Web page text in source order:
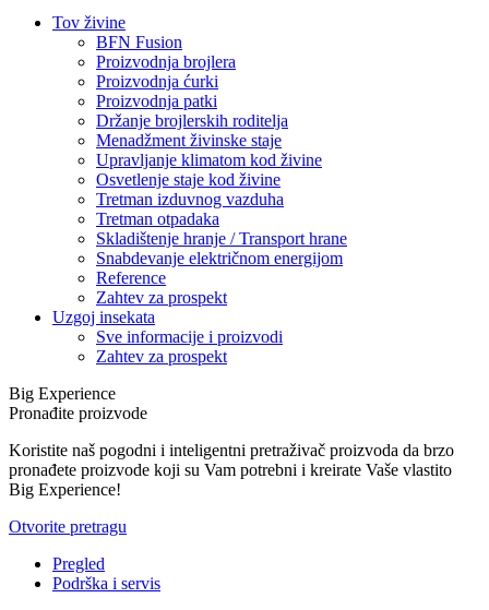
Tov živine
BFN Fusion
Proizvodnja brojlera
Proizvodnja ćurki
Proizvodnja patki
Držanje brojlerskih roditelja
Menadžment živinske staje
Upravljanje klimatom kod živine
Osvetlenje staje kod živine
Tretman izduvnog vazduha
Tretman otpadaka
Skladištenje hranje / Transport hrane
Snabdevanje električnom energijom
Reference
Zahtev za prospekt
Uzgoj insekata
Sve informacije i proizvodi
Zahtev za prospekt
Big Experience
Pronađite proizvode
Koristite naš pogodni i inteligentni pretraživač proizvoda da brzo
pronađete proizvode koji su Vam potrebni i kreirate Vaše vlastito
Big Experience!
Otvorite pretragu
Pregled
Podrška i servis